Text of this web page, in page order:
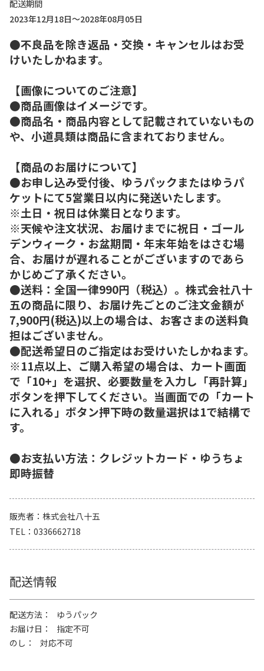
配送期間
2023年12月18日～2028年08月05日
●不良品を除き返品・交換・キャンセルはお受
けいたしかねます。
【画像についてのご注意】
●商品画像はイメージです。
●商品名・商品内容として記載されていないもの
や、小道具類は商品に含まれておりません。
【商品のお届けについて】
●お申し込み受付後、ゆうパックまたはゆうパ
ケットにて5営業日以内に発送いたします。
※土日・祝日は休業日となります。
※天候や注文状況、お届けまでに祝日・ゴール
デンウィーク・お盆期間・年末年始をはさむ場
合、お届けが遅れることがございますのであら
かじめご了承ください。
●送料：全国一律990円（税込）。株式会社八十
五の商品に限り、お届け先ごとのご注文金額が
7,900円(税込)以上の場合は、お客さまの送料負
担はございません。
●配送希望日のご指定はお受けいたしかねます。
※11点以上、ご購入希望の場合は、カート画面
で「10+」を選択、必要数量を入力し「再計算」
ボタンを押下してください。当画面での「カート
に入れる」ボタン押下時の数量選択は1で結構で
す。
●お支払い方法：クレジットカード・ゆうちょ
即時振替
販売者
株式会社八十五
TEL
0336662718
配送情報
配送方法
ゆうパック
お届け日
指定不可
のし
対応不可